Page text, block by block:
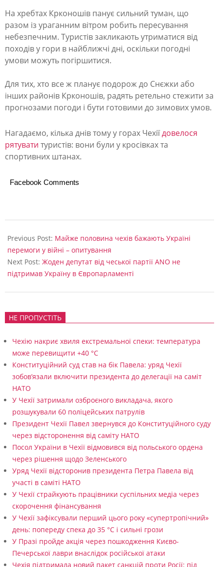
—
С
н
є
ц
і
л
ю
у
р
а
г
н
:
і
я
є
0
м
/
На хребтах Крконошів панує сильний туман, що
разом із ураганним вітром робить пересування
небезпечним. Туристів закликають утриматися від
походів у гори в найближчі дні, оскільки погодні
умови можуть погіршитися.
Для тих, хто все ж планує подорож до Снєжки або
інших районів Крконошів, радять ретельно стежити за
прогнозами погоди і бути готовими до зимових умов.
Нагадаємо, кілька днів тому у горах Чехіїдовелося
рятувати туристів: вони були у кросівках та
спортивних штанах.
Facebook Comments
11-
28
Previous Post: Майже половина чехів бажають Україні
перемоги у війні – опитування
Next Post: Жоден депутат від чеської партії ANO не
підтримав Україну в Європарламенті
НЕ ПРОПУСТІТЬ
Чехію накриє хвиля екстремальної спеки: температура
може перевищити +40 °C
Конституційний суд став на бік Павела: уряд Чехії
зобов’язали включити президента до делегації на саміт
НАТО
У Чехії затримали озброєного викладача, якого
розшукували 60 поліцейських патрулів
Президент Чехії Павел звернувся до Конституційного суду
через відсторонення від саміту НАТО
Посол України в Чехії відмовився від польського ордена
через рішення щодо Зеленського
Уряд Чехії відсторонив президента Петра Павела від
участі в саміті НАТО
У Чехії страйкують працівники суспільних медіа через
скорочення фінансування
У Чехії зафіксували перший цього року «супертропічний»
день: попереду спека до 35 °C і сильні грози
У Празі пройде акція через пошкодження Києво-
Печерської лаври внаслідок російської атаки
Чехія підтримала новий пакет санкцій проти Росії: під